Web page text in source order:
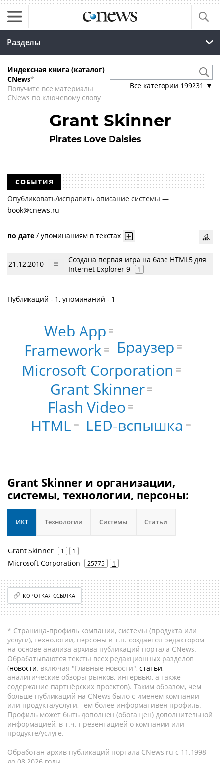
Разделы
Индексная книга (каталог)
CNews*
Получите все материалы
CNews по ключевому слову
Все категории 199231 ▼
Grant Skinner
Pirates Love Daisies
СОБЫТИЯ
Опубликовать/исправить описание системы —
book@cnews.ru
по дате / упоминаниям в текстах
21.12.2010
Создана первая игра на базе HTML5 для
Internet Explorer 9
1
Публикаций - 1, упоминаний - 1
Grant Skinner
Microsoft Corporation
Flash Video
Браузер
Framework
HTML LED-вспышка
Web App
Grant Skinner и организации,
системы, технологии, персоны:
ИКТ Технологии Системы Статьи
Grant Skinner 1 1
Microsoft Corporation 25775 1
КОРОТКАЯ ССЫЛКА
* Страница-профиль компании, системы (продукта или
услуги), технологии, персоны и т.п. создается редактором
на основе анализа архива публикаций портала CNews.
Обрабатываются тексты всех редакционных разделов
(новости, включая "Главные новости", статьи,
аналитические обзоры рынков, интервью, а также
содержание партнёрских проектов). Таким образом, чем
больше публикаций на CNews было с именем компании
или продукта/услуги, тем более информативен профиль.
Профиль может быть дополнен (обогащен) дополнительной
информацией, в т.ч. презентацией о компании или
продукте/услуге.
Обработан архив публикаций портала CNews.ru c 11.1998